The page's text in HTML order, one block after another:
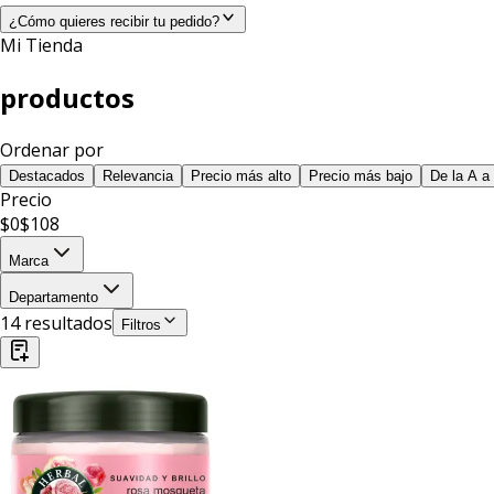
¿Cómo quieres recibir tu pedido?
Mi Tienda
productos
Ordenar por
Destacados Relevancia Precio más alto Precio más bajo De la A a
Precio
$0$108
Marca
Departamento
14resultados Filtros